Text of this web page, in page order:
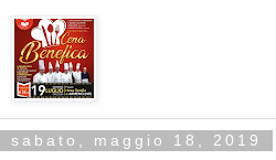
sabato, maggio 18, 2019